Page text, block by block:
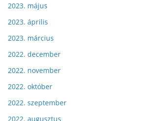
2023. május
2023. április
2023. március
2022. december
2022. november
2022. október
2022. szeptember
2022. augusztus